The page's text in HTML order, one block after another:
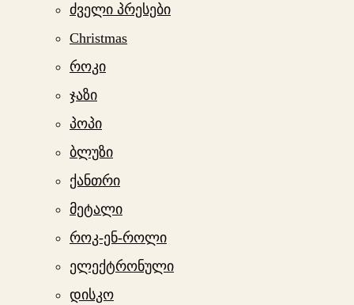
ძველი პრესები
Christmas
როკი
ჯაზი
პოპი
ბლუზი
ქანთრი
მეტალი
როკ-ენ-როლი
ელექტრონული
დისკო